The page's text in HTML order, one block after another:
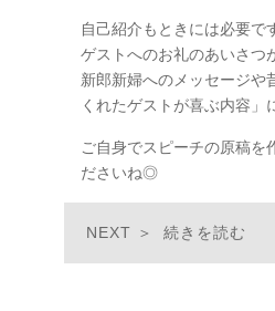
自己紹介もときには必要で
ゲストへのお礼のあいさ
新郎新婦へのメッセージや
くれたゲストが喜ぶ内容」
ご自身でスピーチの原稿を
ださいね◎
続きを読む